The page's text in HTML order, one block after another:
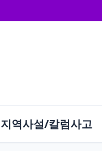
지역사설/칼럼사고